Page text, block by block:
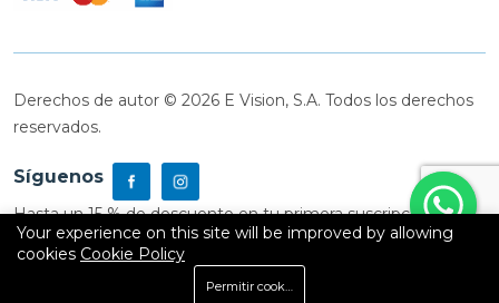
Derechos de autor © 2026 E Vision, S.A. Todos los derechos
reservados.
Síguenos
Hasta un 15 % de descuento en tu primera suscripción
Carrito
Your experience on this site will be improved by allowing
cookies Cookie Policy
Permitir cookies